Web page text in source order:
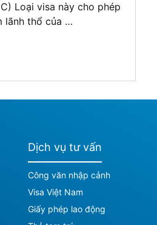
Loại visa này cho phép
lãnh thổ của …
Dịch vụ tư vấn
Công văn nhập cảnh
Visa Việt Nam
Giấy phép lao động